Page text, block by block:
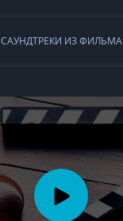
САУНДТРЕКИ ИЗ ФИЛЬМА